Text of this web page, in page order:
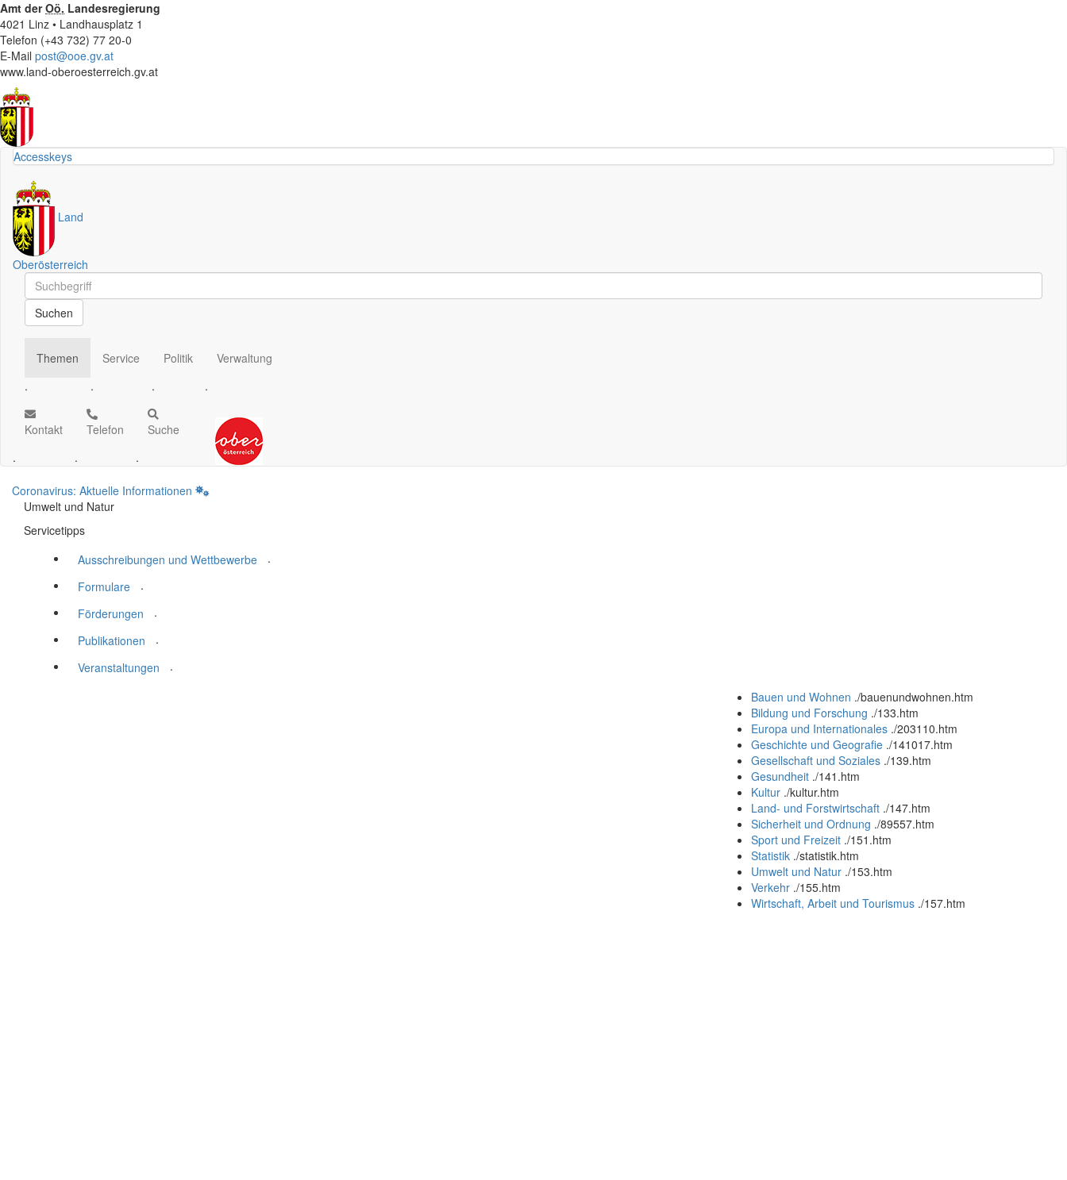
Amt derOö. Landesregierung
4021 Linz • Landhausplatz 1
Telefon (+43 732) 77 20-0
E-Mail post@ooe.gv.at
www.land-oberoesterreich.gv.at
Accesskeys
Land
Oberösterreich
Schnellsuche
Schnellsuche
Suchen
Themen
.
Service
.
Politik
.
Verwaltung
.
Kontakt
.
Telefon
.
Suche
.
Coronavirus: Aktuelle Informationen
Umwelt und Natur
Servicetipps
Ausschreibungen und Wettbewerbe
.
Formulare
.
Förderungen
.
Publikationen
.
Veranstaltungen
.
Bauen und Wohnen ./bauenundwohnen.htm
Bildung und Forschung ./133.htm
Europa und Internationales ./203110.htm
Geschichte und Geografie ./141017.htm
Gesellschaft und Soziales ./139.htm
Gesundheit ./141.htm
Kultur ./kultur.htm
Land- und Forstwirtschaft ./147.htm
Sicherheit und Ordnung ./89557.htm
Sport und Freizeit ./151.htm
Statistik ./statistik.htm
Umwelt und Natur ./153.htm
Verkehr ./155.htm
Wirtschaft, Arbeit und Tourismus ./157.htm